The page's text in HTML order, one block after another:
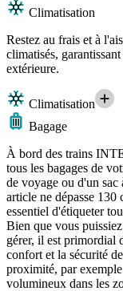
Climatisation
Restez au frais et à
climatisés,
extérieure.
Climatisation
Bagage
À bord des trains
tous les bagages de
de voyage ou d'un sac
article ne dépasse
essentiel d'étiqueter
Bien que vous
gérer, il est primordial
confort et la sécurité
proximité, par
volumineux dans les